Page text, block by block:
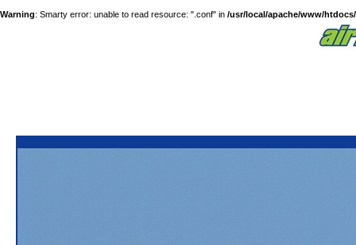
Warning: Smarty error: unable to read resource: ".conf" in /usr/local/apache/www/